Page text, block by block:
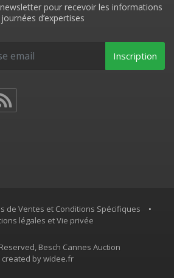
pour recevoir les informations
d’expertises
Inscription
de Ventes et Conditions Spécifiques
•
légales et Vie privée
Besch Cannes Auction
created bywidee.fr